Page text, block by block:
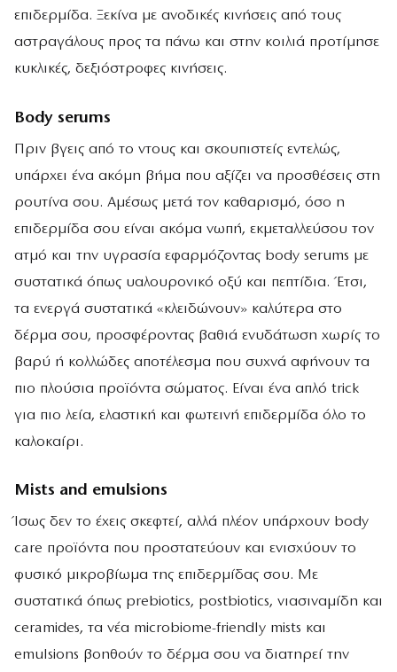
επιδερμίδα. Ξεκίνα με ανοδικές κινήσεις από τους
αστραγάλους προς τα πάνω και στην κοιλιά προτίμησε
κυκλικές, δεξιόστροφες κινήσεις.
Βody serums
Πριν βγεις από το ντους και σκουπιστείς εντελώς,
υπάρχει ένα ακόμη βήμα που αξίζει να προσθέσεις στη
ρουτίνα σου. Αμέσως μετά τον καθαρισμό, όσο η
επιδερμίδα σου είναι ακόμα νωπή, εκμεταλλεύσου τον
ατμό και την υγρασία εφαρμόζοντας body serums με
συστατικά όπως υαλουρονικό οξύ και πεπτίδια. Έτσι,
τα ενεργά συστατικά «κλειδώνουν» καλύτερα στο
δέρμα σου, προσφέροντας βαθιά ενυδάτωση χωρίς το
βαρύ ή κολλώδες αποτέλεσμα που συχνά αφήνουν τα
πιο πλούσια προϊόντα σώματος. Είναι ένα απλό trick
για πιο λεία, ελαστική και φωτεινή επιδερμίδα όλο το
καλοκαίρι.
Μists and emulsions
Ίσως δεν το έχεις σκεφτεί, αλλά πλέον υπάρχουν body
care προϊόντα που προστατεύουν και ενισχύουν το
φυσικό μικροβίωμα της επιδερμίδας σου. Με
συστατικά όπως prebiotics, postbiotics, νιασιναμίδη και
ceramides, τα νέα microbiome-friendly mists και
emulsions βοηθούν το δέρμα σου να διατηρεί την